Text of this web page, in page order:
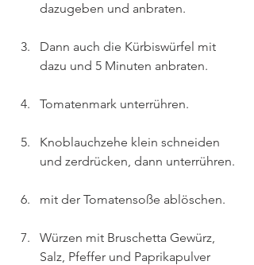
dazugeben und anbraten.
Dann auch die Kürbiswürfel mit
dazu und 5 Minuten anbraten.
Tomatenmark unterrühren.
Knoblauchzehe klein schneiden
und zerdrücken, dann unterrühren.
mit der Tomatensoße ablöschen.
Würzen mit Bruschetta Gewürz,
Salz, Pfeffer und Paprikapulver